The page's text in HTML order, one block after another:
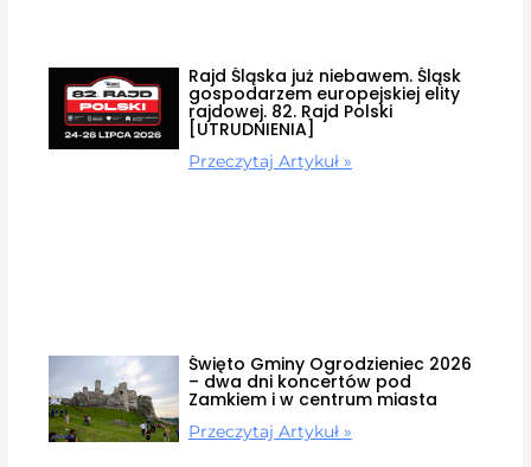
Rajd Śląska już niebawem. Śląsk
gospodarzem europejskiej elity
rajdowej. 82. Rajd Polski
[UTRUDNIENIA]
Przeczytaj Artykuł »
Święto Gminy Ogrodzieniec 2026
– dwa dni koncertów pod
Zamkiem i w centrum miasta
Przeczytaj Artykuł »